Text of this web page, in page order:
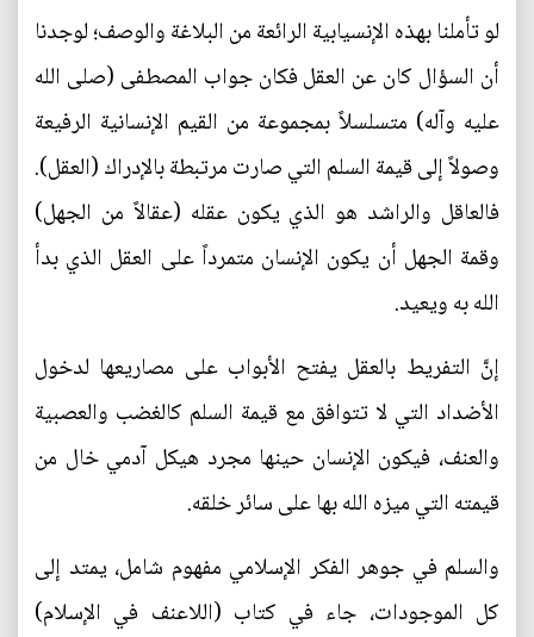
لو تأملنا بهذه الإنسيابية الرائعة من البلاغة والوصف؛ لوجدنا
أن السؤال كان عن العقل فكان جواب المصطفى (صلى الله
عليه وآله) متسلسلاً بمجموعة من القيم الإنسانية الرفيعة
وصولاً إلى قيمة السلم التي صارت مرتبطة بالإدراك (العقل).
فالعاقل والراشد هو الذي يكون عقله (عقالاً من الجهل)
وقمة الجهل أن يكون الإنسان متمرداً على العقل الذي بدأ
الله به ويعيد.
إنَّ التفريط بالعقل يفتح الأبواب على مصاريعها لدخول
الأضداد التي لا تتوافق مع قيمة السلم كالغضب والعصبية
والعنف، فيكون الإنسان حينها مجرد هيكل آدمي خال من
قيمته التي ميزه الله بها على سائر خلقه.
والسلم في جوهر الفكر الإسلامي مفهوم شامل، يمتد إلى
كل الموجودات، جاء في كتاب (اللاعنف في الإسلام)